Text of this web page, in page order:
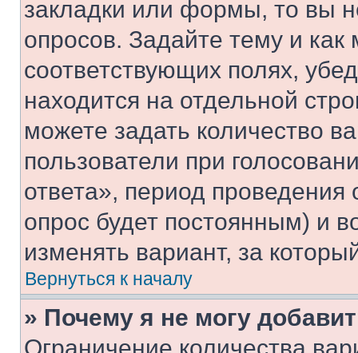
закладки или формы, то вы
опросов. Задайте тему и
соответствующих полях,
находится на отдельной
можете задать количество
пользователи при
ответа», период проведения
опрос будет постоянным) и
изменять вариант, за
Вернуться к началу
» Почему я не могу